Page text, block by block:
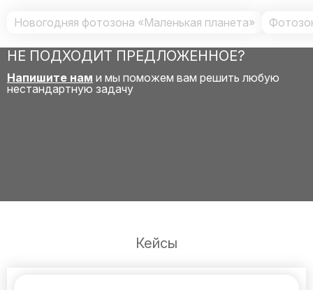
Новогодняя фотозона «Маленькая планета»
НЕ ПОДХОДИТ ПРЕДЛОЖЕННОЕ?
Напишите нам и мы поможем вам решить любую
нестандартную задачу
Кейсы